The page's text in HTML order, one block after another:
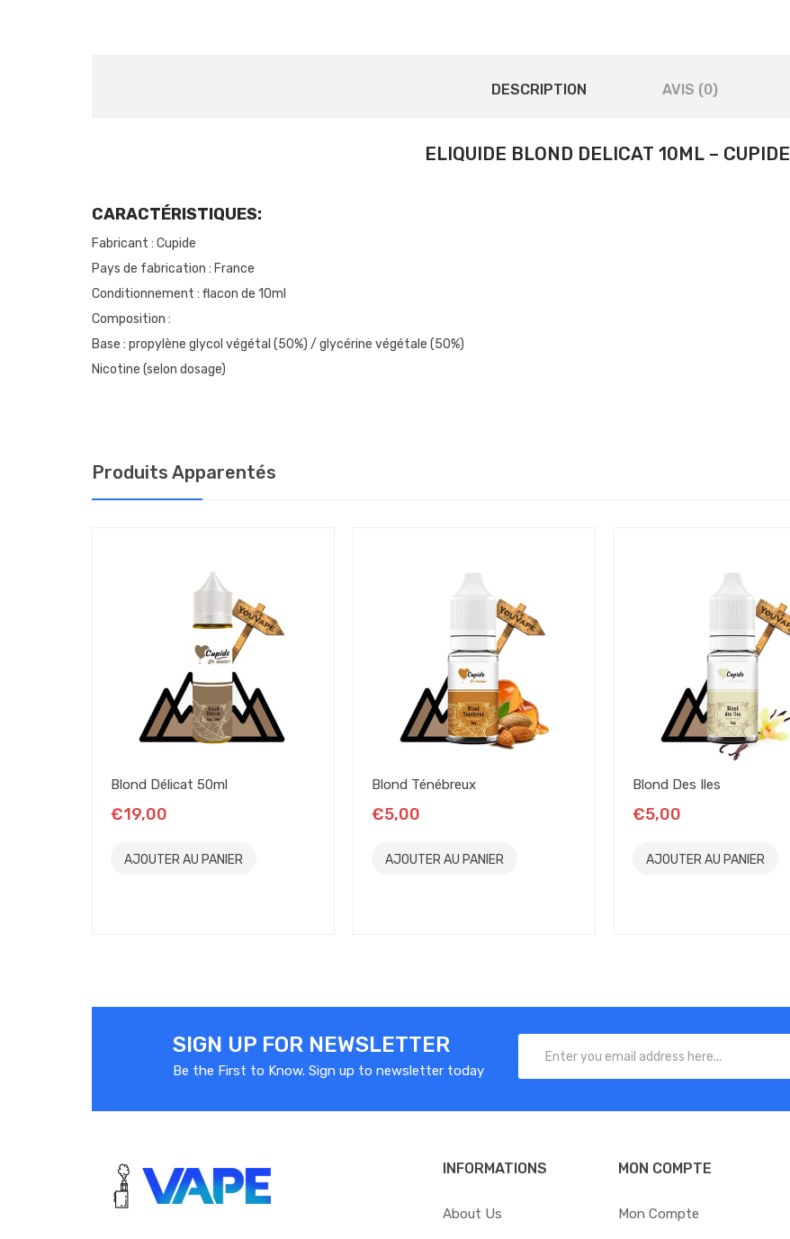
DESCRIPTION AVIS (0)
ELIQUIDE BLOND DELICAT 10ML – CUPIDE
CARACTÉRISTIQUES:
Fabricant : Cupide
Pays de fabrication : France
Conditionnement : flacon de 10ml
Composition :
Base : propylène glycol végétal (50%) / glycérine végétale (50%)
Nicotine (selon dosage)
Produits Apparentés
Blond Délicat 50ml
€19,00
AJOUTER AU PANIER
Blond Ténébreux
€5,00
AJOUTER AU PANIER
Blond Des Iles
€5,00
AJOUTER AU PANIER
SIGN UP FOR NEWSLETTER
Be the First to Know. Sign up to newsletter today
INFORMATIONS
About Us
MON COMPTE
Mon Compte